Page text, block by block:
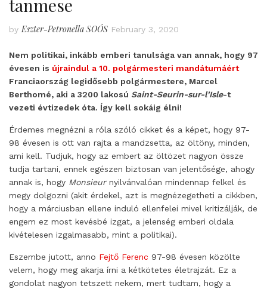
tanmese
byEszter-Petronella SOÓS February 3, 2020
Nem politikai, inkább emberi tanulsága van annak, hogy 97
évesen is újraindul a 10. polgármesteri mandátumáért
Franciaország legidősebb polgármestere, Marcel
Berthomé, aki a 3200 lakosú Saint-Seurin-sur-l’Isle-t
vezeti évtizedek óta. Így kell sokáig élni!
Érdemes megnézni a róla szóló cikket és a képet, hogy 97-
98 évesen is ott van rajta a mandzsetta, az öltöny, minden,
ami kell. Tudjuk, hogy az embert az öltözet nagyon össze
tudja tartani, ennek egészen biztosan van jelentősége, ahogy
annak is, hogy Monsieur nyilvánvalóan mindennap felkel és
megy dolgozni (akit érdekel, azt is megnézegetheti a cikkben,
hogy a márciusban ellene induló ellenfelei mivel kritizálják, de
engem ez most kevésbé izgat, a jelenség emberi oldala
kivételesen izgalmasabb, mint a politikai).
Eszembe jutott, anno Fejtő Ferenc 97-98 évesen közölte
velem, hogy meg akarja írni a kétkötetes életrajzát. Ez a
gondolat nagyon tetszett nekem, mert tudtam, hogy a